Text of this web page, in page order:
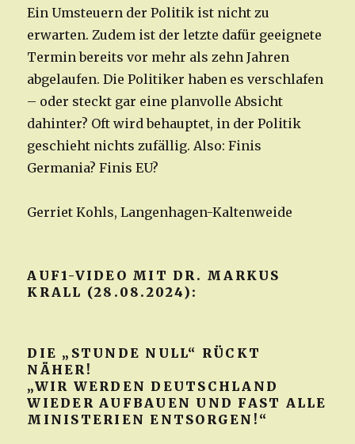
Ein Umsteuern der Politik ist nicht zu
erwarten. Zudem ist der letzte dafür geeignete
Termin bereits vor mehr als zehn Jahren
abgelaufen. Die Politiker haben es verschlafen
– oder steckt gar eine planvolle Absicht
dahinter? Oft wird behauptet, in der Politik
geschieht nichts zufällig. Also: Finis
Germania? Finis EU?
Gerriet Kohls, Langenhagen-Kaltenweide
AUF1-VIDEO MIT DR. MARKUS
KRALL (28.08.2024):
DIE „STUNDE NULL“ RÜCKT
NÄHER!
„WIR WERDEN DEUTSCHLAND
WIEDER AUFBAUEN UND FAST ALLE
MINISTERIEN ENTSORGEN!“